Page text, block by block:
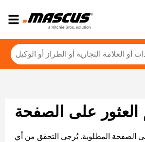
العثور على الصفحة
الصفحة المطلوبة. يُرجى التحقق من أي